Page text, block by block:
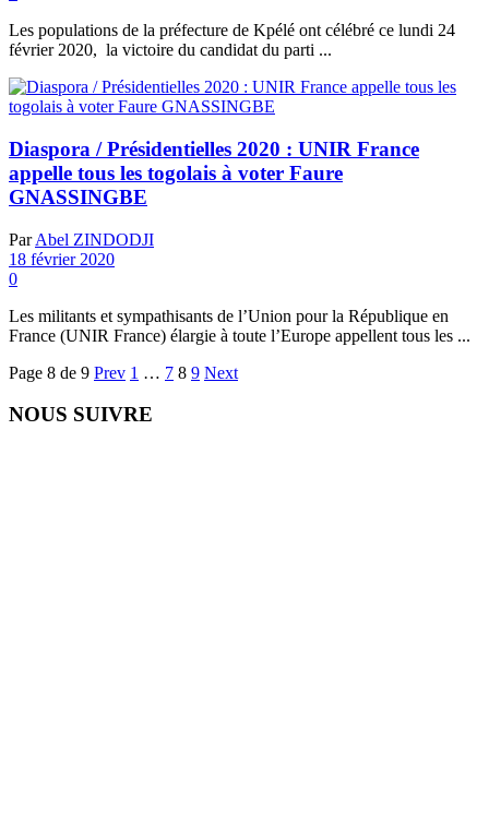
Les populations de la préfecture de Kpélé ont célébré ce lundi 24
février 2020, la victoire du candidat du parti ...
Diaspora / Présidentielles 2020 : UNIR France
appelle tous les togolais à voter Faure
GNASSINGBE
Par Abel ZINDODJI
18 février 2020
0
Les militants et sympathisants de l’Union pour la République en
France (UNIR France) élargie à toute l’Europe appellent tous les ...
Page 8 de 9 Prev 1 … 7 8 9 Next
NOUS SUIVRE